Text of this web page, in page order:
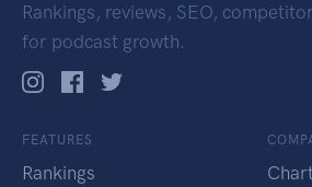
Rankings, reviews, SEO,
for podcast growth.
FEATURES
Rankings